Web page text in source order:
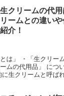
生クリームの代
リームとの違い
紹介！
は」 ・「生クリー
ムの代用品」 につ
生クリームと呼ば